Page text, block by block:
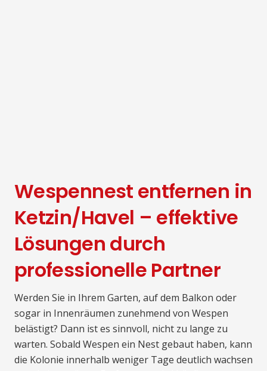
Wespennest entfernen in
Ketzin/Havel – effektive
Lösungen durch
professionelle Partner
Werden Sie in Ihrem Garten, auf dem Balkon oder
sogar in Innenräumen zunehmend von Wespen
belästigt? Dann ist es sinnvoll, nicht zu lange zu
warten. Sobald Wespen ein Nest gebaut haben, kann
die Kolonie innerhalb weniger Tage deutlich wachsen